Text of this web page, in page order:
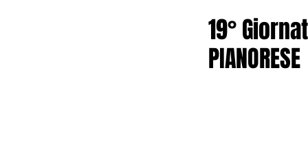
19°
PIANORESE